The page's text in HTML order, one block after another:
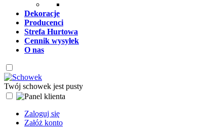
Dekoracje
Producenci
Strefa Hurtowa
Cennik wysyłek
O nas
Twój schowek jest pusty
Zaloguj się
Załóż konto